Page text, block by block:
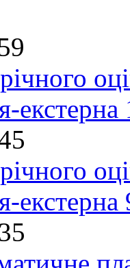
екстерна
екстерна